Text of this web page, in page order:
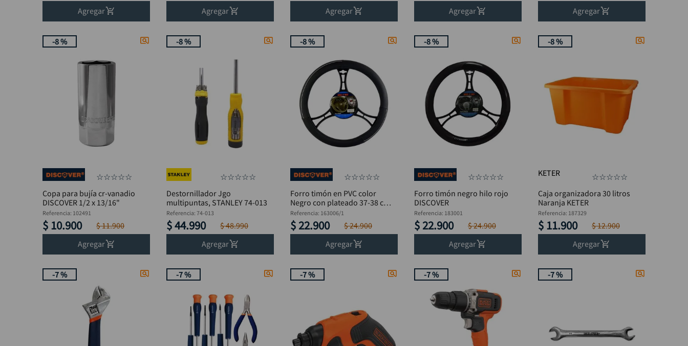
Agregar
Agregar
Agregar
Agregar
Agregar
-8 %
☆☆☆☆☆
Copa para bujía cr-vanadio
DISCOVER 1/2 x 13/16"
Referencia: 102491
$ 10.900 $11.900
Agregar
-8 %
☆☆☆☆☆
Destornillador Jgo
multipuntas, STANLEY 74-013
Referencia:74-013
$44.990 $48.990
Agregar
-8 %
☆☆☆☆☆
Forro timón en PVC color
Negro con plateado 37-38 cm
DISCOVER
Referencia: 163006/1
$ 22.900 $24.900
Agregar
-8 %
☆☆☆☆☆
Forro timón negro hilo rojo
DISCOVER
Referencia: 183001
$ 22.900 $24.900
Agregar
-8 %
KETER ☆☆☆☆☆
Caja organizadora 30 litros
Naranja KETER
Referencia: 187329
$ 11.900 $12.900
Agregar
-7 % -7 % -7 % -7 % -7 %